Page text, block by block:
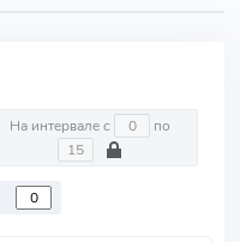
На интервале с по